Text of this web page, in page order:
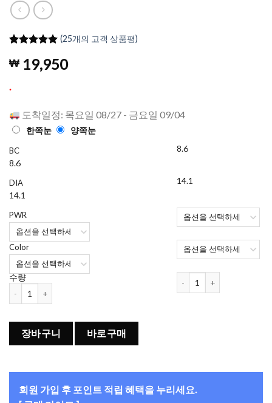
고객 평가
를 기준으
점에
(25개의 고객 상품평)
₩ 19,950
.
도착일정: 목요일 08/27 - 금요일 09/04
한쪽눈 양쪽눈
BC
8.6
DIA
14.1
PWR
Color
수량
8.6
14.1
장바구니 바로구매
회원 가입 후 포인트 적립 혜택을 누리세요.